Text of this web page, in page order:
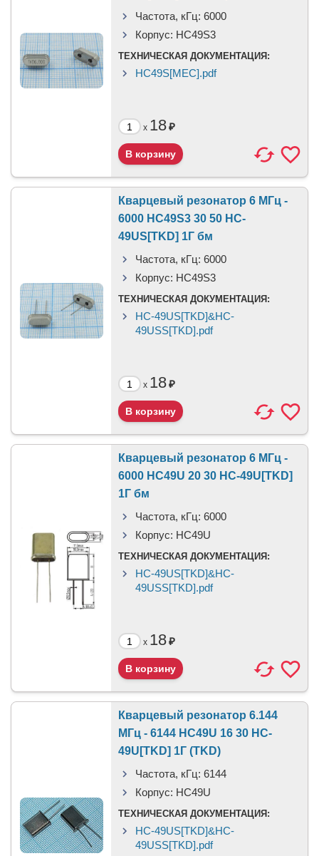
Частота, кГц: 6000
Корпус: HC49S3
ТЕХНИЧЕСКАЯ ДОКУМЕНТАЦИЯ:
HC49S[MEC].pdf
x 18₽
Кварцевый резонатор 6 МГц -
6000 HC49S3 30 50 HC-
49US[TKD] 1Г бм
Частота, кГц: 6000
Корпус: HC49S3
ТЕХНИЧЕСКАЯ ДОКУМЕНТАЦИЯ:
HC-49US[TKD]&HC-
49USS[TKD].pdf
x 18₽
Кварцевый резонатор 6 МГц -
6000 HC49U 20 30 HC-49U[TKD]
1Г бм
Частота, кГц: 6000
Корпус: HC49U
ТЕХНИЧЕСКАЯ ДОКУМЕНТАЦИЯ:
HC-49US[TKD]&HC-
49USS[TKD].pdf
x 18₽
Кварцевый резонатор 6.144
МГц - 6144 HC49U 16 30 HC-
49U[TKD] 1Г (TKD)
Частота, кГц: 6144
Корпус: HC49U
ТЕХНИЧЕСКАЯ ДОКУМЕНТАЦИЯ:
HC-49US[TKD]&HC-
49USS[TKD].pdf